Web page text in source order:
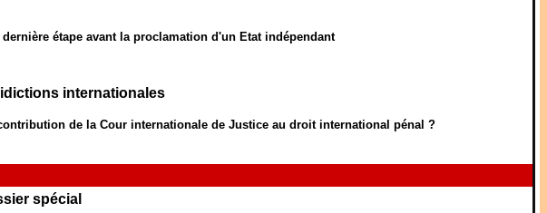
étape avant la proclamation d'un Etat indépendant
internationales
de la Cour internationale de Justice au droit international pénal ?
spécial